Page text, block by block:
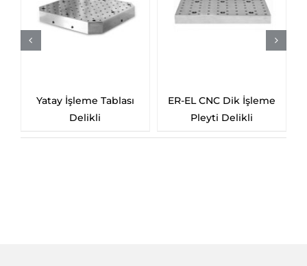
Yatay İşleme Tablası
Delikli
ER-EL CNC Dik İşleme
Pleyti Delikli